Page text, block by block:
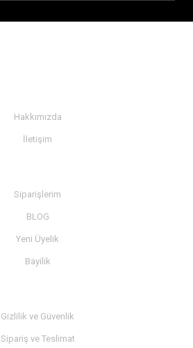
Hakkımızda
İletişim
Siparişlerim
BLOG
Yeni Üyelik
Bayilik
Gizlilik ve Güvenlik
Sipariş ve Teslimat